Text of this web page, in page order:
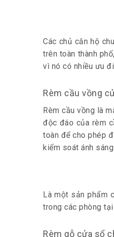
Các chủ căn hộ
trên toàn thành
vì nó có nhiều ưu
Rèm cầu vồng
Rèm cầu vồng là
độc đáo của rèm
toàn để cho phép
kiểm soát ánh
Là một sản phẩm
trong các phòng
Rèm gỗ cửa sổ